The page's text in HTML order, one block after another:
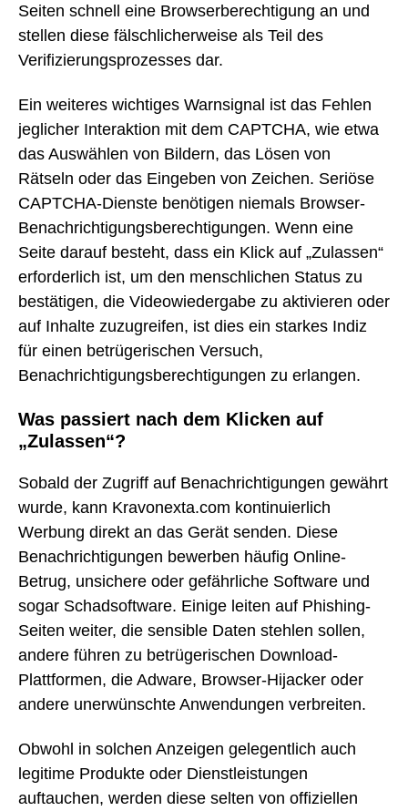
Seiten schnell eine Browserberechtigung an und
stellen diese fälschlicherweise als Teil des
Verifizierungsprozesses dar.
Ein weiteres wichtiges Warnsignal ist das Fehlen
jeglicher Interaktion mit dem CAPTCHA, wie etwa
das Auswählen von Bildern, das Lösen von
Rätseln oder das Eingeben von Zeichen. Seriöse
CAPTCHA-Dienste benötigen niemals Browser-
Benachrichtigungsberechtigungen. Wenn eine
Seite darauf besteht, dass ein Klick auf „Zulassen“
erforderlich ist, um den menschlichen Status zu
bestätigen, die Videowiedergabe zu aktivieren oder
auf Inhalte zuzugreifen, ist dies ein starkes Indiz
für einen betrügerischen Versuch,
Benachrichtigungsberechtigungen zu erlangen.
Was passiert nach dem Klicken auf
„Zulassen“?
Sobald der Zugriff auf Benachrichtigungen gewährt
wurde, kann Kravonexta.com kontinuierlich
Werbung direkt an das Gerät senden. Diese
Benachrichtigungen bewerben häufig Online-
Betrug, unsichere oder gefährliche Software und
sogar Schadsoftware. Einige leiten auf Phishing-
Seiten weiter, die sensible Daten stehlen sollen,
andere führen zu betrügerischen Download-
Plattformen, die Adware, Browser-Hijacker oder
andere unerwünschte Anwendungen verbreiten.
Obwohl in solchen Anzeigen gelegentlich auch
legitime Produkte oder Dienstleistungen
auftauchen, werden diese selten von offiziellen